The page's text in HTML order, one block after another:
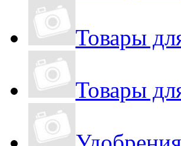
Товары
Товары